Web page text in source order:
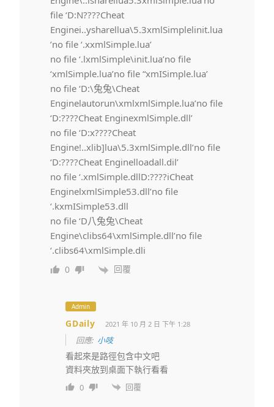
file ‘D:N????Cheat
Enginei..ysharellua\5.3xmlSimplelinit.lua
’no file ‘.xxmlSimple.lua’
no file ‘.lxmlSimple\init.lua’no file
‘xmlSimple.lua’no file “xmISimple.lua’
no file ‘D:\兔兔\Cheat
Enginelautorun\xmlxmlSimple.lua’no file
‘D:????Cheat EnginexmlSimple.dll’
no file ‘D:x????Cheat
Engine!..xlib]lua\5.3xmlSimple.dll’no file
‘D:????Cheat Enginelloadall.dil’
no file ‘.xmlSimple.dllD:????iCheat
EnginelxmlSimple53.dll’no file
‘.kxmISimple53.dll
no file ‘D八兔兔\Cheat
Engine\clibs64\xmlSimple.dll’no file
‘.clibs64\xmlSimple.dli
0 回覆
Admin
GDaily 2021 年 10 月 2 日 下午 1:28
回應: 小吱
看起來是路徑包含中文吧
資料夾放到桌面下執行看看
0 回覆